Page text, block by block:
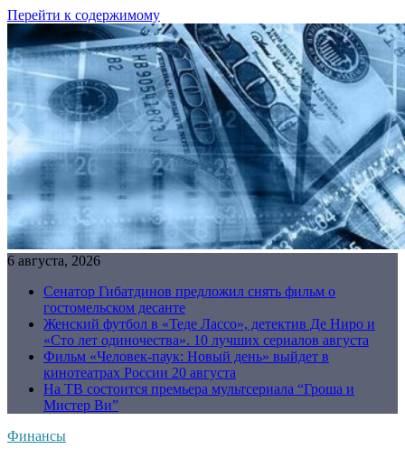
Перейти к содержимому
6 августа, 2026
Сенатор Гибатдинов предложил снять фильм о
гостомельском десанте
Женский футбол в «Теде Лассо», детектив Де Ниро и
«Сто лет одиночества». 10 лучших сериалов августа
Фильм «Человек-паук: Новый день» выйдет в
кинотеатрах России 20 августа
На ТВ состоится премьера мультсериала “Гроша и
Мистер Ви”
Финансы